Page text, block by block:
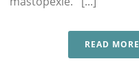
READ MORE